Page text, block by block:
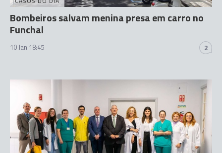
Bombeiros salvam menina presa em carro no
Funchal
10 Jan 18:45 2